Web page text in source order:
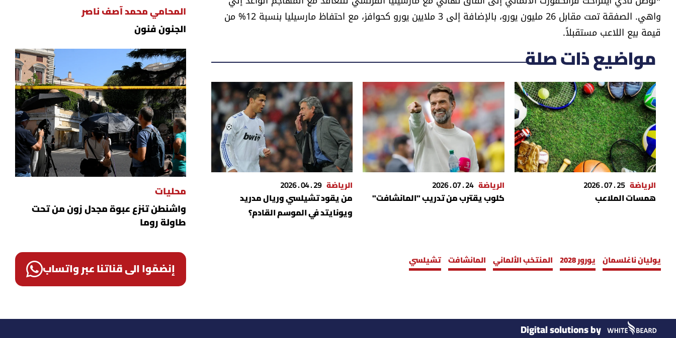
واهي. الصفقة تمت مقابل 26 مليون يورو، بالإضافة إلى 3 ملايين يورو كحوافز، مع احتفاظ مارسيليا بنسبة 12% من
قيمة بيع اللاعب مستقبلاً.
مواضيع ذات صلة
الرياضة 25 . 07 . 2026
همسات الملاعب
الرياضة 24 . 07 . 2026
كلوب يقترب من تدريب "المانشافت"
الرياضة 29 . 04 . 2026
من يقود تشيلسي وريال مدريد
ويونايتد في الموسم القادم؟
يوليان ناغلسمان يورور 2028 المنتخب الألماني المانشافت تشيلسي
المحامي محمد آصف ناصر
الجنون فنون
محليات
واشنطن تنزع عبوة مجدل زون من تحت
طاولة روما
إنضمّوا الى قناتنا عبر واتساب
Digital solutions by